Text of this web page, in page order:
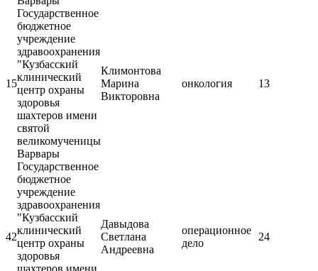
15
Государственное
бюджетное
учреждение
здравоохранения
"Кузбасский
клинический
центр охраны
здоровья
шахтеров имени
святой
великомученицы
Варвары
Климонтова
Марина
Викторовна
онкология 13
42
Государственное
бюджетное
учреждение
здравоохранения
"Кузбасский
клинический
центр охраны
здоровья
Давыдова
Светлана
Андреевна
операционное
дело
24